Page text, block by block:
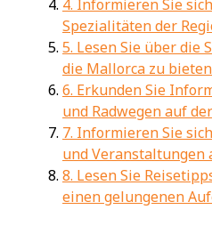
4. Informieren Sie
Spezialitäten der
5. Lesen Sie über die
die Mallorca zu
6. Erkunden Sie
und Radwegen auf
7. Informieren Sie
und Veranstaltungen
8. Lesen Sie
einen gelungenen